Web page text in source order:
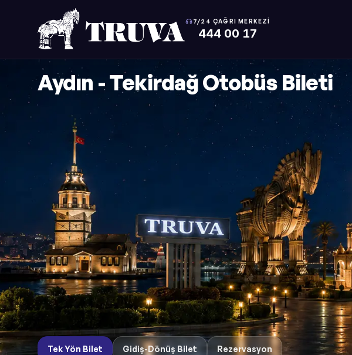
7/24 ÇAĞRI MERKEZI
444 00 17
Aydın - Tekirdağ Otobüs Bileti
Tek Yön Bilet Gidiş-Dönüş Bilet Rezervasyon